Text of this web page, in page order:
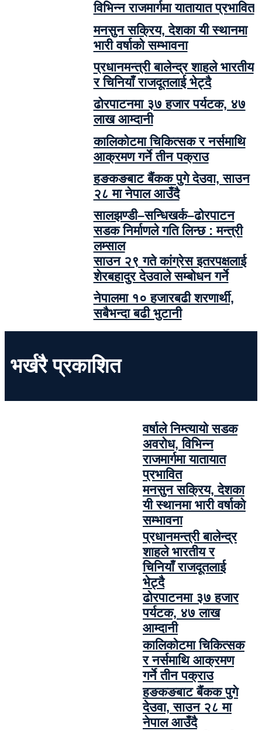
विभिन्न राजमार्गमा यातायात प्रभावित
मनसुन सक्रिय, देशका यी स्थानमा
भारी वर्षाको सम्भावना
प्रधानमन्त्री बालेन्द्र शाहले भारतीय
र चिनियाँ राजदूतलाई भेट्दै
ढोरपाटनमा ३७ हजार पर्यटक, ४७
लाख आम्दानी
कालिकोटमा चिकित्सक र नर्समाथि
आक्रमण गर्ने तीन पक्राउ
हङकङबाट बैंकक पुगे देउवा, साउन
२८ मा नेपाल आउँदै
सालझण्डी–सन्धिखर्क–ढोरपाटन
सडक निर्माणले गति लिन्छ : मन्त्री
लम्साल
साउन २९ गते कांग्रेस इतरपक्षलाई
शेरबहादुर देउवाले सम्बोधन गर्ने
नेपालमा १० हजारबढी शरणार्थी,
सबैभन्दा बढी भुटानी
भर्खरै प्रकाशित
वर्षाले निम्त्यायो सडक
अवरोध, विभिन्न
राजमार्गमा यातायात
प्रभावित
मनसुन सक्रिय, देशका
यी स्थानमा भारी वर्षाको
सम्भावना
प्रधानमन्त्री बालेन्द्र
शाहले भारतीय र
चिनियाँ राजदूतलाई
भेट्दै
ढोरपाटनमा ३७ हजार
पर्यटक, ४७ लाख
आम्दानी
कालिकोटमा चिकित्सक
र नर्समाथि आक्रमण
गर्ने तीन पक्राउ
हङकङबाट बैंकक पुगे
देउवा, साउन २८ मा
नेपाल आउँदै